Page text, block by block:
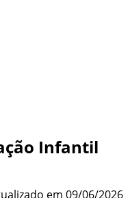
Infantil
em 09/06/2026